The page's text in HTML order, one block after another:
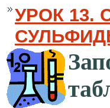
УРОК 13.